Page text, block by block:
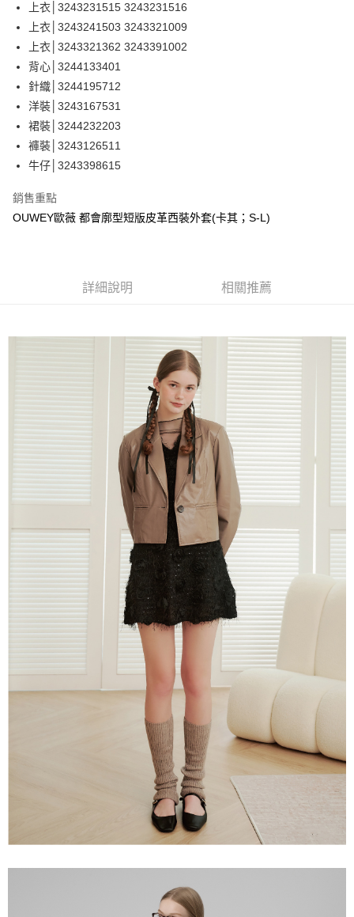
【大哥付你分期使用說明】
1.本服務由台灣大哥大提供，台灣大哥大用戶可立即使用無須另外申請。
2.付款方式選擇「大哥付你分期」，訂單成立後會自動跳轉到大哥付的交易
流程，驗證手機門號後，選擇欲分期的期數、繳款截止日，確認付款後即完
成交易。
3.實際核准額度、可分期數及費用金額請依後續交易確認頁面所載為準。
4.訂單成立30分鐘內，如未前往確認交易或遇審核未通過，訂單將自動取
消。如遇「轉專審核」未通過狀況，表示未達大哥付你分期系統評分，恕無
法說明評估內容。
【繳款方式說明】
1.分期款項不併入電信帳單，「大哥付你分期」於每月結算日後寄送繳費提
醒簡訊。
帳／街口支付／iPASS MONEY」等通路繳費。
【注意事項】
資料（包含姓名、電話或地址）提供予台灣大哥大進項蒐集、處理及利用，
AFTEE先享後付
相關說明
【關於「AFTEE先享後付」】
AFTEE先享後付是「在收到商品之後才付款」的支付方式。 讓您購物簡單
便利好安心！
１．簡單：不需註冊會員、不需綁卡、不需儲值。
２．便利：只要手機號碼，簡訊認證，即可結帳。
３．安心：先確認商品／服務後，再付款。
【「AFTEE先享後付」結帳流程】
１．於結帳方式選擇「AFTEE先享後付」後，將跳轉至「AFTEE先享後付」
２．訂單成立數日內，您將收到繳費通知簡訊。
３．收到繳費通知簡訊後14天內，點擊此簡訊中的連結，可透過四大超商／
ATM／網路銀行／等多元方式進行付款，方視為交易完成。
※ 交易是否成功請以「AFTEE先享後付 」之結帳頁面顯示為準，若有關於
１．透過由恩沛科技股份有限公司提供之「AFTEE先享後付」服務完成之交
易，需依本服務之必要範圍內提供個人資料，並將交易相關給付款項請求債
權轉讓予恩沛科技股份有限公司。
２．關於個人資料處理事宜，請瀏覽以下網址：
https://aftee.tw/terms/#terms3
３．未成年的使用者請事先徵得法定代理人或監護人之同意方可使用
「AFTEE先享後付」，若未經同意申辦者引起之損失，本公司不負相關責
任。
４．使用「AFTEE先享後付」時，將依據個別帳號之用戶狀況，依本公司即
時審查核予不同之上限額度；若仍有額度不足之情形，本公司將視審查結果
請求用戶進行身份認證。
５．嚴禁一人註冊多個帳號或使用他人資訊註冊。若發現惡意使用之情形，
恩沛科技股份有限公司將有權停止該用戶之使用額度並採取法律行動。
運送方式
全家取貨付款
每筆NT$120，滿NT$2,500(含以上)免運費
付款後全家取貨
每筆NT$120，滿NT$2,500(含以上)免運費
萊爾富取貨付款
每筆NT$120，滿NT$2,500(含以上)免運費
每筆NT$120，滿NT$2,500(含以上)免運費
每筆NT$120，滿NT$2,500(含以上)免運費
宅配離島
每筆NT$120，滿NT$2,500(含以上)免運費
免運費
海外配送 查看運費
上衣│3243231515 3243231516
上衣│3243241503 3243321009
上衣│3243321362 3243391002
背心│3244133401
針織│3244195712
洋裝│3243167531
裙裝│3244232203
褲裝│3243126511
牛仔│3243398615
銷售重點
OUWEY歐薇 都會廓型短版皮革西裝外套(卡其；S-L)
詳細說明 相關推薦